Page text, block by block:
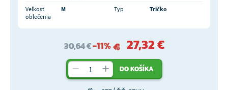
Veľkosť
oblečenia
M Typ Tričko
30,64 €-11% 27,32 €
DO KOŠÍKA